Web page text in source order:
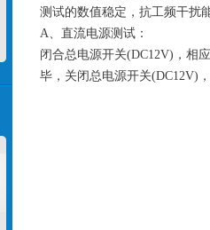
测试的数值稳定，抗工频干扰
A、直流电源测试：
闭合总电源开关(DC12V)，相
毕，关闭总电源开关(DC12V)